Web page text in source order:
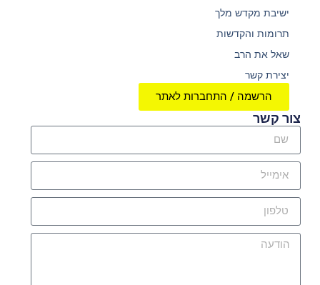
ישיבת מקדש מלך
תרומות והקדשות
שאל את הרב
יצירת קשר
הרשמה / התחברות לאתר
צור קשר